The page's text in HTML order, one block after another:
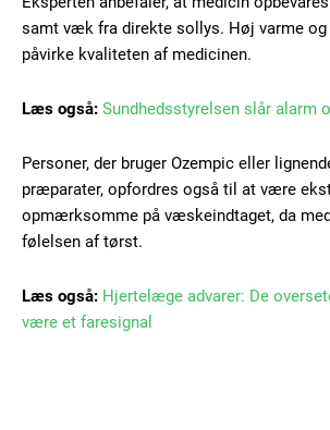
Free limited access
Etiam est nibh, lobortis sit
Praesent euismod ac
Ut mollis pellentesque tortor
Nullam eu erat condimentum
Orci varius natoque dolor
samt væk fra direkte sollys. Høj varme
påvirke kvaliteten af medicinen.
Læs også: Sundhedsstyrelsen slår alarm
Personer, der bruger Ozempic eller
præparater, opfordres også til at være
opmærksomme på væskeindtaget, da
følelsen af tørst.
Læs også: Hjertelæge advarer: De
være et faresignal